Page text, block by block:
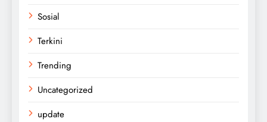
Sosial
Terkini
Trending
Uncategorized
update